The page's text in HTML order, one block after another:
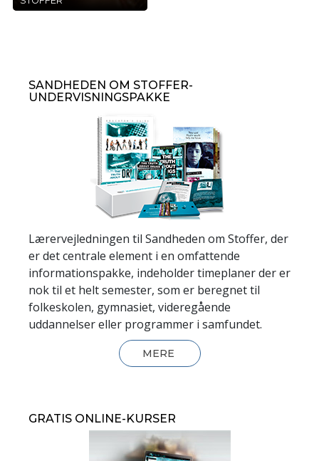
SANDHEDEN OM STOFFER-
UNDERVISNINGSPAKKE
Lærervejledningen til Sandheden om Stoffer, der
er det centrale element i en omfattende
informationspakke, indeholder timeplaner der er
nok til et helt semester, som er beregnet til
folkeskolen, gymnasiet, videregående
uddannelser eller programmer i samfundet.
MERE
GRATIS ONLINE-KURSER